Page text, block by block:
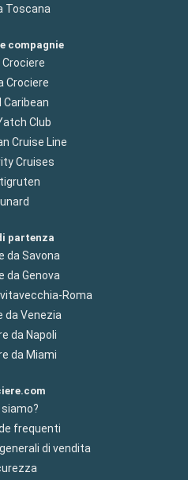
Toscana
compagnie
Crociere
Crociere
Caribean
Club
Cruise Line
Cruises
partenza
da Savona
da Genova
Roma
da Venezia
da Napoli
da Miami
siamo?
frequenti
di vendita